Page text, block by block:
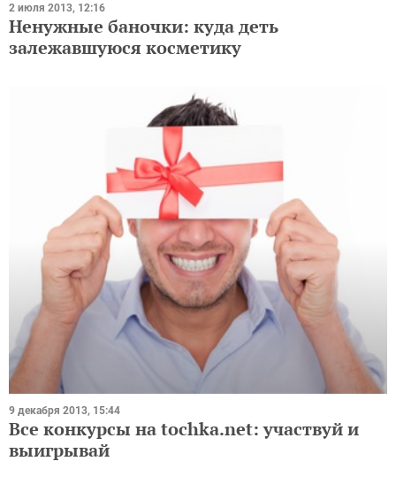
2 июля 2013, 12:16
Ненужные баночки: куда деть
залежавшуюся косметику
9 декабря 2013, 15:44
Все конкурсы на tochka.net: участвуй и
выигрывай